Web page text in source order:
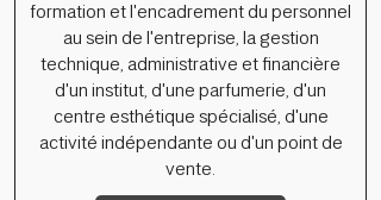
formation et l'encadrement du personnel
au sein de l'entreprise, la gestion
technique, administrative et financière
d'un institut, d'une parfumerie, d'un
centre esthétique spécialisé, d'une
activité indépendante ou d'un point de
vente.